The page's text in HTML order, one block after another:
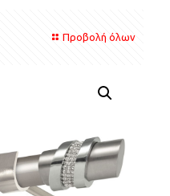
Προβολή όλων